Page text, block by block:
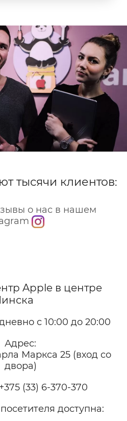
тысячи клиентов:
о нас в нашем
Apple в центре
с 10:00 до 20:00
Адрес:
Маркса 25 (вход со
двора)
+375 (33) 6-370-370
доступна: